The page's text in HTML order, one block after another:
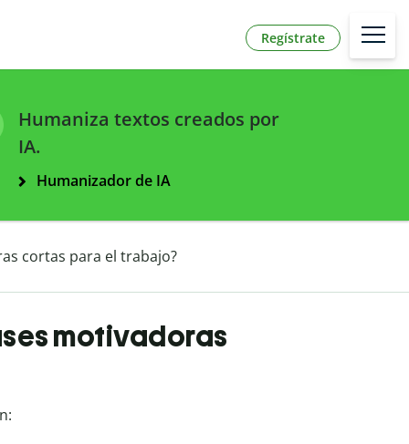
Regístrate
Humaniza textos creados por
IA.
Humanizador de IA
cortas para el trabajo?
motivadoras